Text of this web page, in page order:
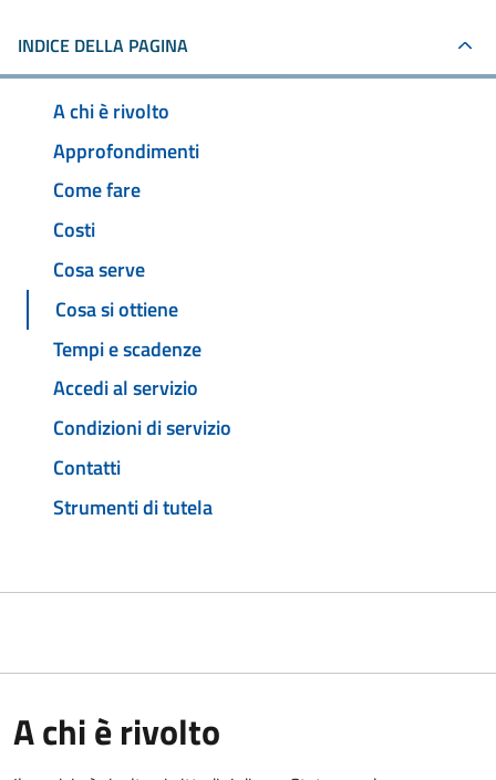
INDICE DELLA PAGINA
A chi è rivolto
Approfondimenti
Come fare
Costi
Cosa serve
Cosa si ottiene
Tempi e scadenze
Accedi al servizio
Condizioni di servizio
Contatti
Strumenti di tutela
A chi è rivolto